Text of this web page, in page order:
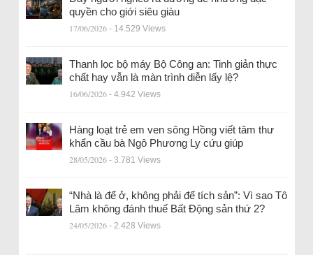
quyền cho giới siêu giàu
17/06/2026 - 14.529 Views
Thanh lọc bộ máy Bộ Công an: Tinh giản thực
chất hay vẫn là màn trình diễn lấy lệ?
16/06/2026 - 4.942 Views
Hàng loạt trẻ em ven sông Hồng viết tâm thư
khẩn cầu bà Ngô Phương Ly cứu giúp
28/05/2026 - 3.781 Views
“Nhà là để ở, không phải để tích sản”: Vì sao Tô
Lâm không đánh thuế Bất Động sản thứ 2?
24/05/2026 - 2.428 Views